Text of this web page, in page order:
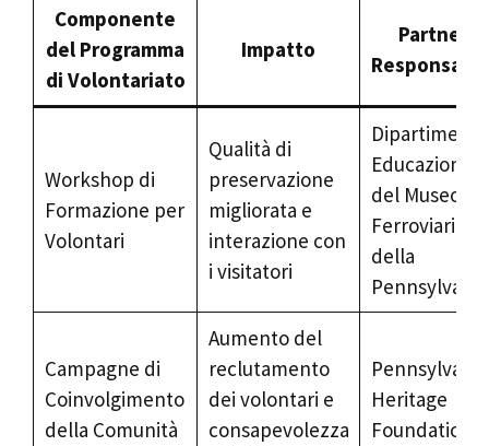
Componente
del Programma
di Volontariato
Impatto
Partner
Workshop di
Formazione per
Volontari
Qualità di
preservazione
migliorata e
interazione con
i visitatori
Dipartimento
Educazione
del Museo
Ferroviario
della
Pennsylvania
Campagne di
Coinvolgimento
della Comunità
Aumento del
reclutamento
dei volontari e
consapevolezza
Pennsylvania
Heritage
Foundation